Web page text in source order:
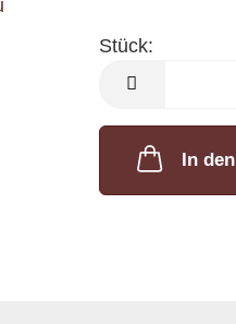
Stück:
Stück
In